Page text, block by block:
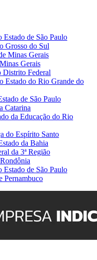
de São Paulo
Grosso do Sul
Minas Gerais
Gerais
Federal
Estado do Rio Grande do
de São Paulo
Catarina
da Educação do Rio
do Espírito Santo
da Bahia
da 3ª Região
de São Paulo
Pernambuco